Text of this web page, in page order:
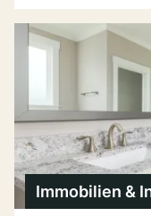
Immobilien &